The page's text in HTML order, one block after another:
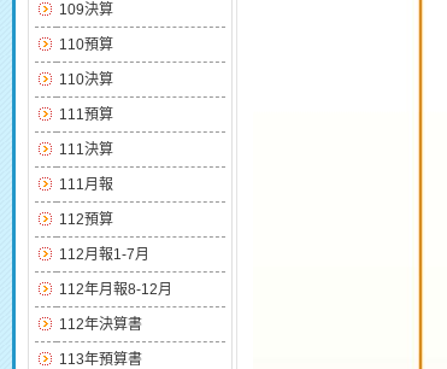
109決算
110預算
110決算
111預算
111決算
111月報
112預算
112月報1-7月
112年月報8-12月
112年決算書
113年預算書